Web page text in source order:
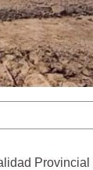
Provincial